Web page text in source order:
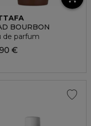
BOURBON
de parfum
€